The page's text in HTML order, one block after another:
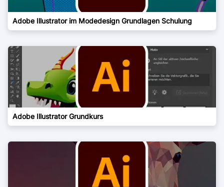
Adobe Illustrator im Modedesign Grundlagen Schulung
Adobe Illustrator Grundkurs